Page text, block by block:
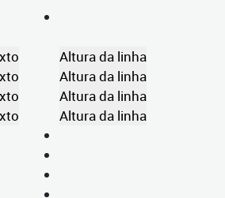
Altura da linha
Altura da linha
Altura da linha
Altura da linha